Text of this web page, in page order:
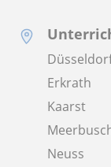
Erkrath
Kaarst
Neuss